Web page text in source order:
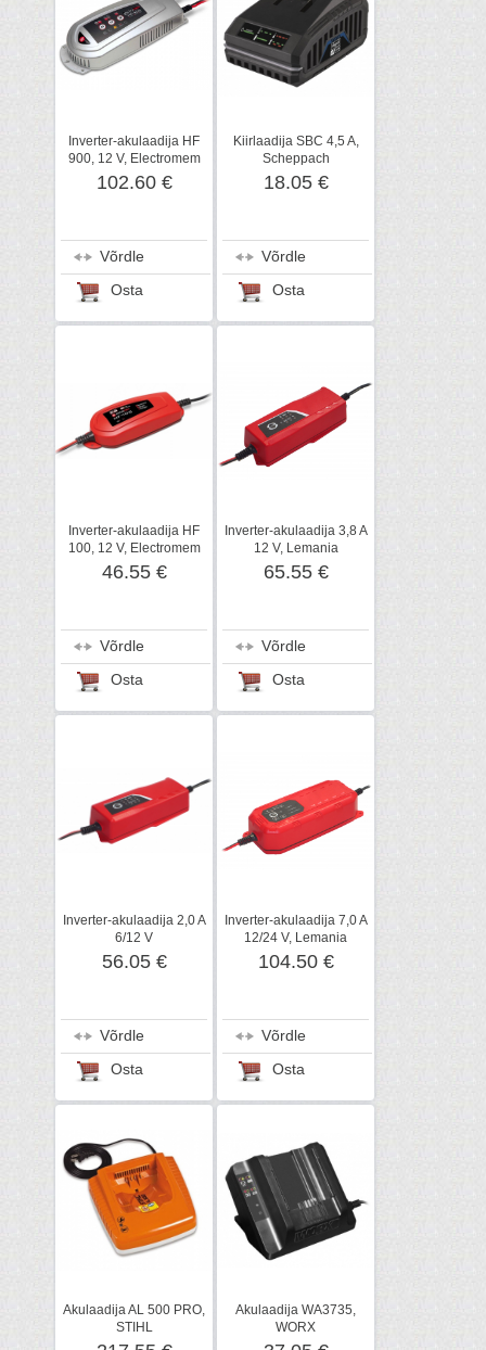
Inverter-akulaadija HF
900, 12 V, Electromem
102.60 €
Võrdle
Osta
Kiirlaadija SBC 4,5 A,
Scheppach
18.05 €
Võrdle
Osta
Inverter-akulaadija HF
100, 12 V, Electromem
46.55 €
Võrdle
Osta
Inverter-akulaadija 3,8 A
12 V, Lemania
65.55 €
Võrdle
Osta
Inverter-akulaadija 2,0 A
6/12 V
56.05 €
Võrdle
Osta
Inverter-akulaadija 7,0 A
12/24 V, Lemania
104.50 €
Võrdle
Osta
Akulaadija AL 500 PRO,
STIHL
Akulaadija WA3735,
WORX